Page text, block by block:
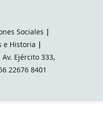
línea)
Sociales |
e Historia |
Av. Ejército 333,
22676 8401